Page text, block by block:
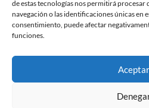
de estas tecnologías nos permitirá
navegación o las identificaciones únicas en
consentimiento, puede afectar
funciones.
Aceptar
correo
electrónico
Suscribirse
Únete a otros 3 suscriptores